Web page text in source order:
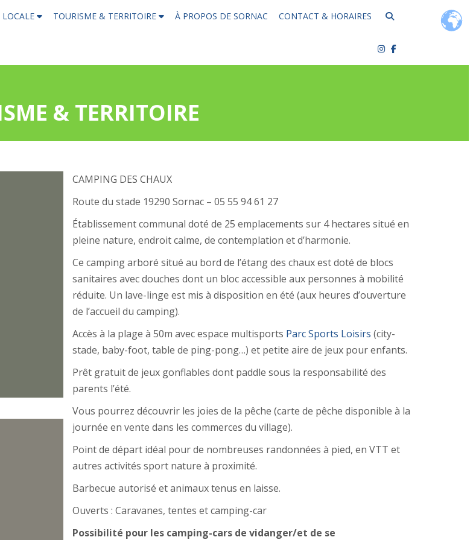
TOURISME & TERRITOIRE À PROPOS DE SORNAC CONTACT & HORAIRES
& TERRITOIRE
CAMPING DES CHAUX
Route du stade 19290 Sornac – 05 55 94 61 27
Établissement communal doté de 25 emplacements sur 4 hectares situé en
pleine nature, endroit calme, de contemplation et d’harmonie.
Ce camping arboré situé au bord de l’étang des chaux est doté de blocs
sanitaires avec douches dont un bloc accessible aux personnes à mobilité
réduite. Un lave-linge est mis à disposition en été (aux heures d’ouverture
de l’accueil du camping).
Accès à la plage à 50m avec espace multisports Parc Sports Loisirs (city-
stade, baby-foot, table de ping-pong…) et petite aire de jeux pour enfants.
Prêt gratuit de jeux gonflables dont paddle sous la responsabilité des
parents l’été.
Vous pourrez découvrir les joies de la pêche (carte de pêche disponible à la
journée en vente dans les commerces du village).
Point de départ idéal pour de nombreuses randonnées à pied, en VTT et
autres activités sport nature à proximité.
Barbecue autorisé et animaux tenus en laisse.
Ouverts : Caravanes, tentes et camping-car
Possibilité pour les camping-cars de vidanger/et de se